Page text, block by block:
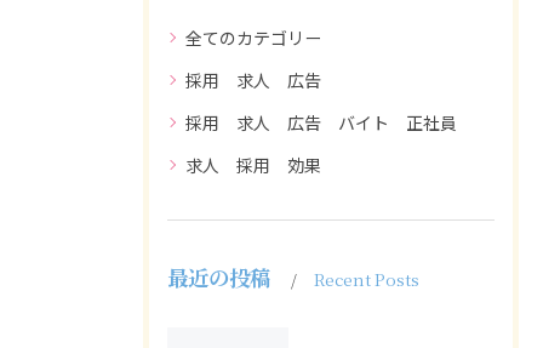
全てのカテゴリー
採用 求人 広告
採用 求人 広告 バイト 正社員
求人 採用 効果
最近の投稿 Recent Posts